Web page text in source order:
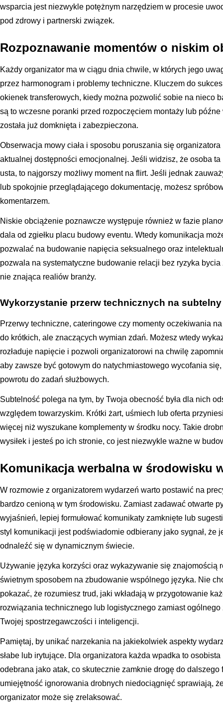
wsparcia jest niezwykle potężnym narzędziem w procesie
pod zdrowy i partnerski związek.
Rozpoznawanie momentów o niskim
Każdy organizator ma w ciągu dnia chwile, w których jego
przez harmonogram i problemy techniczne. Kluczem do
okienek transferowych, kiedy można pozwolić sobie na nieco
są to wczesne poranki przed rozpoczęciem montaży lub
została już domknięta i zabezpieczona.
Obserwacja mowy ciała i sposobu poruszania się
aktualnej dostępności emocjonalnej. Jeśli widzisz, że osoba
usta, to najgorszy możliwy moment na flirt. Jeśli jednak
lub spokojnie przeglądającego dokumentację, możesz
komentarzem.
Niskie obciążenie poznawcze występuje również w fazie
dala od zgiełku placu budowy eventu. Wtedy komunikacja
pozwalać na budowanie napięcia seksualnego oraz
pozwala na systematyczne budowanie relacji bez ryzyka
nie znająca realiów branży.
Wykorzystanie przerw technicznych na
Przerwy techniczne, cateringowe czy momenty oczekiwania
do krótkich, ale znaczących wymian zdań. Możesz wtedy
rozładuje napięcie i pozwoli organizatorowi na chwilę
aby zawsze być gotowym do natychmiastowego wycofania
powrotu do zadań służbowych.
Subtelność polega na tym, by Twoja obecność była dla nich
względem towarzyskim. Krótki żart, uśmiech lub oferta
więcej niż wyszukane komplementy w środku nocy. Takie
wysiłek i jesteś po ich stronie, co jest niezwykle ważne w
Komunikacja werbalna w środowisku
W rozmowie z organizatorem wydarzeń warto postawić na
bardzo cenioną w tym środowisku. Zamiast zadawać otwarte
wyjaśnień, lepiej formułować komunikaty zamknięte lub
styl komunikacji jest podświadomie odbierany jako sygnał, że
odnaleźć się w dynamicznym świecie.
Używanie języka korzyści oraz wykazywanie się znajomością
świetnym sposobem na zbudowanie wspólnego języka. Nie
pokazać, że rozumiesz trud, jaki wkładają w przygotowanie
rozwiązania technicznego lub logistycznego zamiast
Twojej spostrzegawczości i inteligencji.
Pamiętaj, by unikać narzekania na jakiekolwiek aspekty
słabe lub irytujące. Dla organizatora każda wpadka to
odebrana jako atak, co skutecznie zamknie drogę do
umiejętność ignorowania drobnych niedociągnięć sprawiają,
organizator może się zrelaksować.